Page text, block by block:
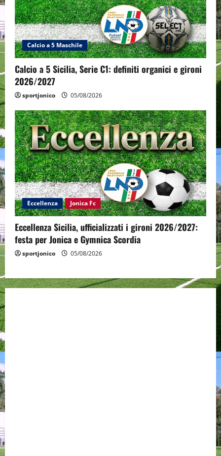
Calcio a 5 Maschile
Calcio a 5 Sicilia, Serie C1: definiti organici e gironi
2026/2027
sportjonico 05/08/2026
Eccellenza Jonica Fc
Eccellenza Sicilia, ufficializzati i gironi 2026/2027:
festa per Jonica e Gymnica Scordia
sportjonico 05/08/2026